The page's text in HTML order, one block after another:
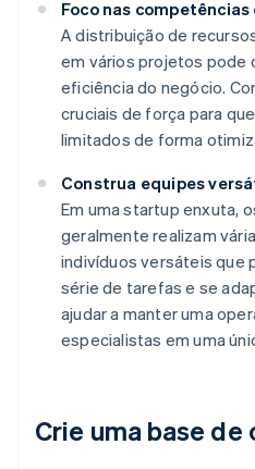
Foco nas
A distribuição de
em vários projetos pode
eficiência do negócio.
cruciais de força para
limitados de forma
Construa equipes
Em uma startup enxuta,
geralmente realizam
indivíduos versáteis que
série de tarefas e se
ajudar a manter uma
especialistas em uma
Crie uma base de